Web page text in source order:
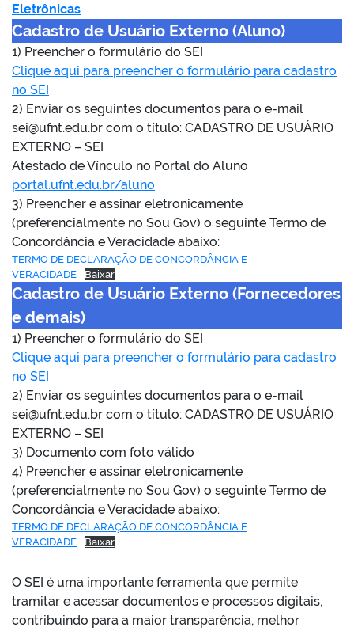
Eletrônicas
Cadastro de Usuário Externo (Aluno)
1) Preencher o formulário do SEI
Clique aqui para preencher o formulário para cadastro
no SEI
2) Enviar os seguintes documentos para o e-mail
sei@ufnt.edu.br com o título: CADASTRO DE USUÁRIO
EXTERNO – SEI
Atestado de Vínculo no Portal do Aluno
portal.ufnt.edu.br/aluno
3) Preencher e assinar eletronicamente
(preferencialmente no Sou Gov) o seguinte Termo de
Concordância e Veracidade abaixo:
TERMO DE DECLARAÇÃO DE CONCORDÂNCIA E
VERACIDADE
Baixar
Cadastro de Usuário Externo (Fornecedores
e demais)
1) Preencher o formulário do SEI
Clique aqui para preencher o formulário para cadastro
no SEI
2) Enviar os seguintes documentos para o e-mail
sei@ufnt.edu.br com o título: CADASTRO DE USUÁRIO
EXTERNO – SEI
3) Documento com foto válido
4) Preencher e assinar eletronicamente
(preferencialmente no Sou Gov) o seguinte Termo de
Concordância e Veracidade abaixo:
TERMO DE DECLARAÇÃO DE CONCORDÂNCIA E
VERACIDADE
Baixar
O SEI é uma importante ferramenta que permite
tramitar e acessar documentos e processos digitais,
contribuindo para a maior transparência, melhor